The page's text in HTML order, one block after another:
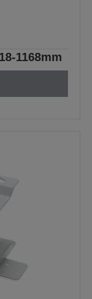
1168mm